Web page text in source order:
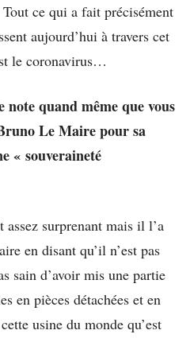
ce qui a fait précisément
aujourd’hui à travers cet
le coronavirus…
note quand même que vous
Le Maire pour sa
« souveraineté
assez surprenant mais il l’a
en disant qu’il n’est pas
sain d’avoir mis une partie
en pièces détachées et en
usine du monde qu’est